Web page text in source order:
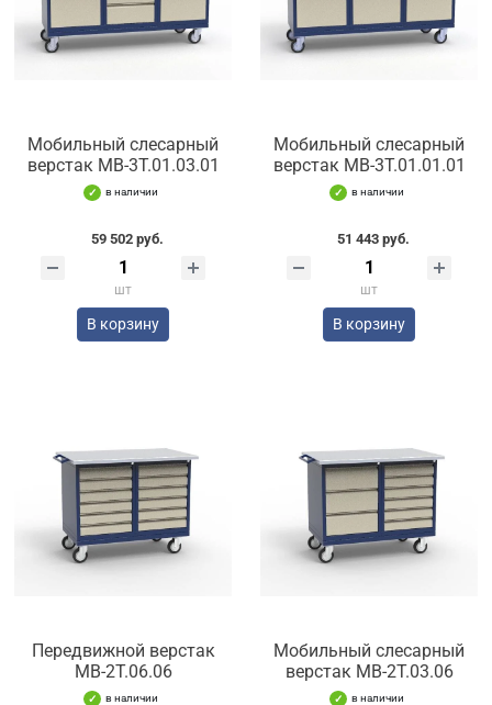
Мобильный слесарный
верстак МВ-3Т.01.03.01
в наличии
59 502 руб.
шт
В корзину
Мобильный слесарный
верстак МВ-3Т.01.01.01
в наличии
51 443 руб.
шт
В корзину
Передвижной верстак
МВ-2Т.06.06
в наличии
Мобильный слесарный
верстак МВ-2Т.03.06
в наличии